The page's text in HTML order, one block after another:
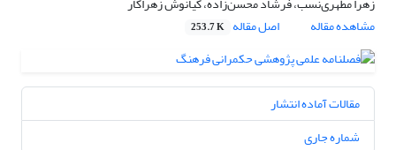
مشاهده مقاله
اصل مقاله 253.7 K
مقالات آماده انتشار
شماره جاری